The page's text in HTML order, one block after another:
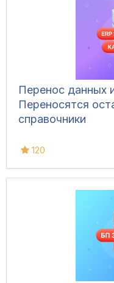
Перенос данных
Переносятся
справочники
120